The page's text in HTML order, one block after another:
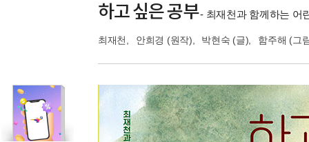
하고 싶은 공부- 최재천과 함께하는 어
최재천 안희경 (원작), 박현숙 (글), 함주해 (그